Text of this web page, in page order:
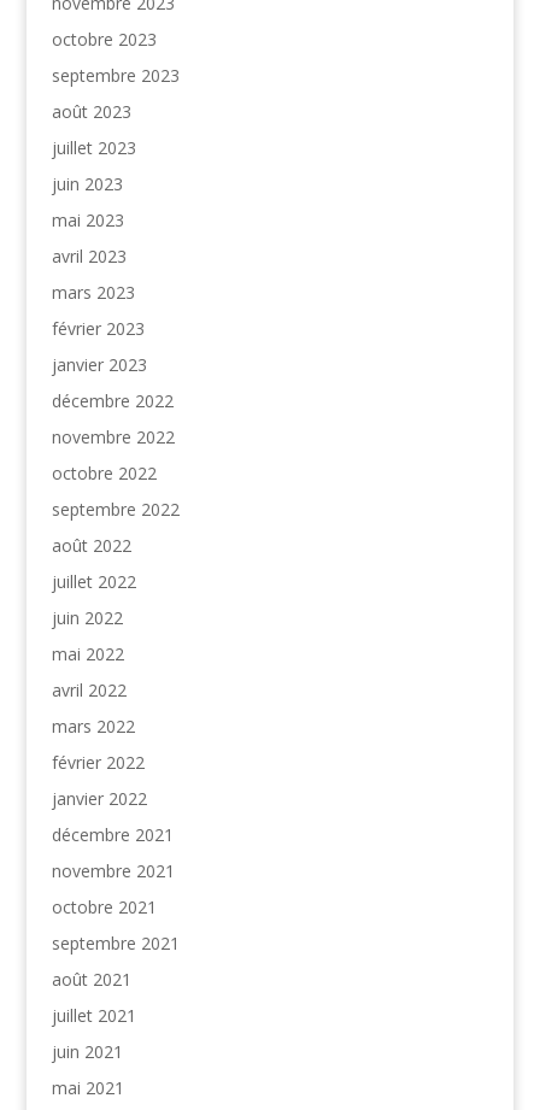
octobre 2023
septembre 2023
août 2023
juillet 2023
juin 2023
mai 2023
avril 2023
mars 2023
février 2023
janvier 2023
décembre 2022
novembre 2022
octobre 2022
septembre 2022
août 2022
juillet 2022
juin 2022
mai 2022
avril 2022
mars 2022
février 2022
janvier 2022
décembre 2021
novembre 2021
octobre 2021
septembre 2021
août 2021
juillet 2021
juin 2021
mai 2021